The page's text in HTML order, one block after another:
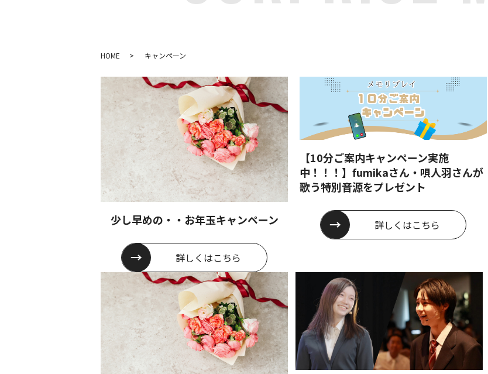
HOME キャンペーン
少し早めの・・お年玉キャンペーン
詳しくはこちら
【10分ご案内キャンペーン実施
中！！！】fumikaさん・唄人羽さんが
歌う特別音源をプレゼント
詳しくはこちら